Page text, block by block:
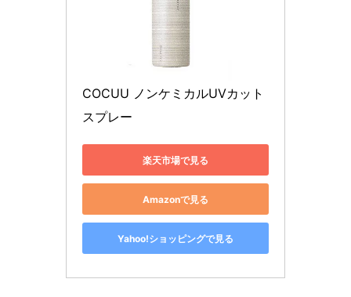
COCUU ノンケミカルUVカット
スプレー
楽天市場で見る
Amazonで見る
Yahoo!ショッピングで見る